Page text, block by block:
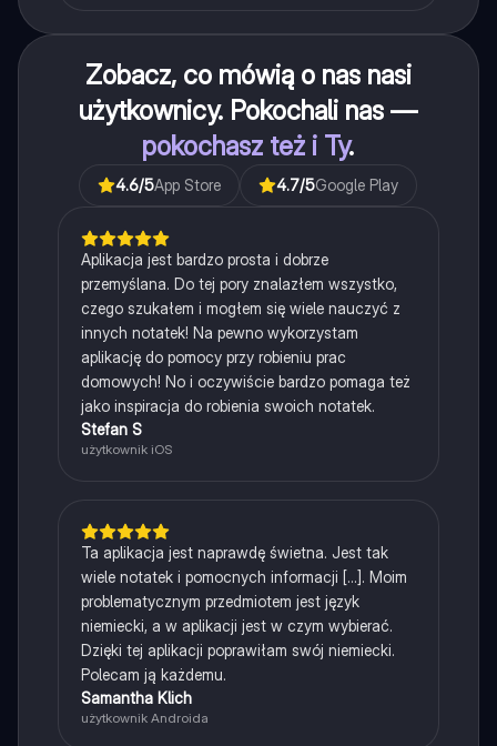
Zobacz, co mówią o nas nasi
użytkownicy. Pokochali nas —
pokochasz też i Ty.
4.6/5App Store 4.7/5Google Play
Aplikacja jest bardzo prosta i dobrze
przemyślana. Do tej pory znalazłem wszystko,
czego szukałem i mogłem się wiele nauczyć z
innych notatek! Na pewno wykorzystam
aplikację do pomocy przy robieniu prac
domowych! No i oczywiście bardzo pomaga też
jako inspiracja do robienia swoich notatek.
Stefan S
użytkownik iOS
Ta aplikacja jest naprawdę świetna. Jest tak
wiele notatek i pomocnych informacji [...]. Moim
problematycznym przedmiotem jest język
niemiecki, a w aplikacji jest w czym wybierać.
Dzięki tej aplikacji poprawiłam swój niemiecki.
Polecam ją każdemu.
Samantha Klich
użytkownik Androida